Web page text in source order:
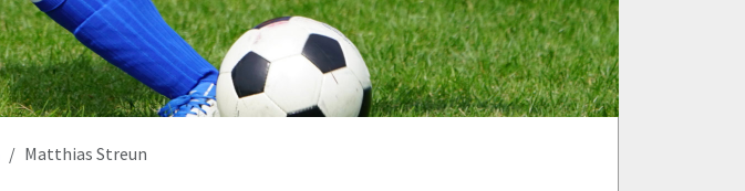
Matthias Streun